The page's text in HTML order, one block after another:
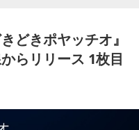
どきポヤッチオ』
らリリース 1枚目